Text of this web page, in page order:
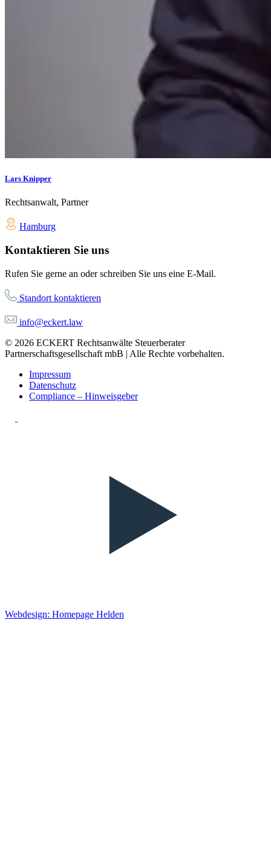
Lars Knipper
Rechtsanwalt, Partner
Hamburg
Kontaktieren Sie uns
Rufen Sie gerne an oder schreiben Sie uns eine E-Mail.
Standort kontaktieren
info@eckert.law
© 2026 ECKERT Rechtsanwälte Steuerberater
Partnerschaftsgesellschaft mbB | Alle Rechte vorbehalten.
Impressum
Datenschutz
Compliance – Hinweisgeber
Webdesign: Homepage Helden